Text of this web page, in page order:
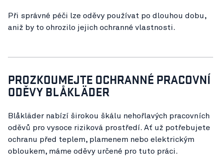
Při správné péči lze oděvy používat po dlouhou dobu,
aniž by to ohrozilo jejich ochranné vlastnosti.
PROZKOUMEJTE OCHRANNÉ PRACOVNÍ
ODĚVY BLÅKLÄDER
Blåkläder nabízí širokou škálu nehořlavých pracovních
oděvů pro vysoce riziková prostředí. Ať už potřebujete
ochranu před teplem, plamenem nebo elektrickým
obloukem, máme oděvy určené pro tuto práci.